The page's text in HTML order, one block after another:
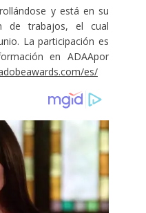
y está en su
de trabajos, el cual
La participación es
en ADAApor
es/